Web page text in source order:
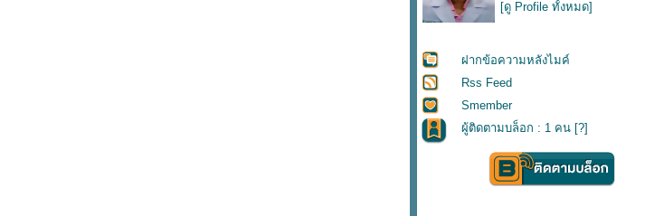
[ดู Profile ทั้งหมด]
ฝากข้อความหลังไมค์
Rss Feed
Smember
ผู้ติดตามบล็อก : 1 คน [?]